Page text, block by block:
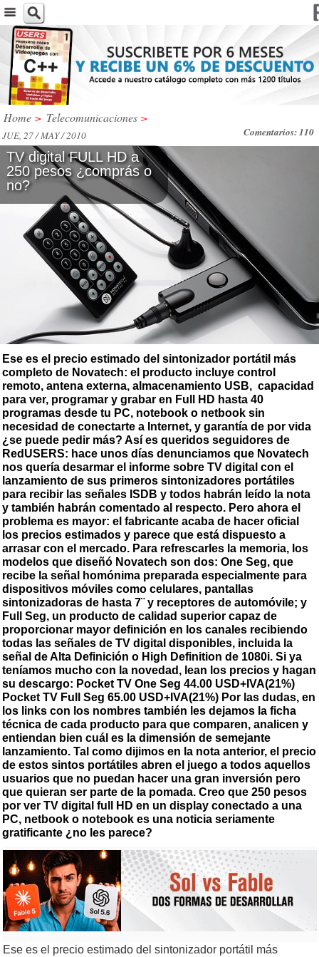
Home > Telecomunicaciones >
Comentarios: 110
JUE, 27 / MAY / 2010
TV digital FULL HD a
250 pesos ¿comprás o
no?
Ese es el precio estimado del sintonizador portátil más
completo de Novatech: el producto incluye control
remoto, antena externa, almacenamiento USB, capacidad
para ver, programar y grabar en Full HD hasta 40
programas desde tu PC, notebook o netbook sin
necesidad de conectarte a Internet, y garantía de por vida
¿se puede pedir más? Así es queridos seguidores de
RedUSERS: hace unos días denunciamos que Novatech
nos quería desarmar el informe sobre TV digital con el
lanzamiento de sus primeros sintonizadores portátiles
para recibir las señales ISDB y todos habrán leído la nota
y también habrán comentado al respecto. Pero ahora el
problema es mayor: el fabricante acaba de hacer oficial
los precios estimados y parece que está dispuesto a
arrasar con el mercado. Para refrescarles la memoria, los
modelos que diseñó Novatech son dos: One Seg, que
recibe la señal homónima preparada especialmente para
dispositivos móviles como celulares, pantallas
sintonizadoras de hasta 7¨ y receptores de automóvile; y
Full Seg, un producto de calidad superior capaz de
proporcionar mayor definición en los canales recibiendo
todas las señales de TV digital disponibles, incluida la
señal de Alta Definición o High Definition de 1080i. Si ya
teníamos mucho con la novedad, lean los precios y hagan
su descargo: Pocket TV One Seg 44.00 USD+IVA(21%)
Pocket TV Full Seg 65.00 USD+IVA(21%) Por las dudas, en
los links con los nombres también les dejamos la ficha
técnica de cada producto para que comparen, analicen y
entiendan bien cuál es la dimensión de semejante
lanzamiento. Tal como dijimos en la nota anterior, el precio
de estos sintos portátiles abren el juego a todos aquellos
usuarios que no puedan hacer una gran inversión pero
que quieran ser parte de la pomada. Creo que 250 pesos
por ver TV digital full HD en un display conectado a una
PC, netbook o notebook es una noticia seriamente
gratificante ¿no les parece?
Ese es el precio estimado del sintonizador portátil más